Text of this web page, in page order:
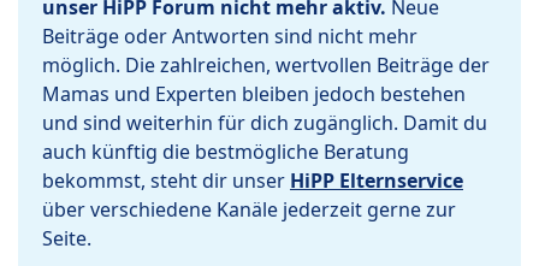
unser HiPP Forum nicht mehr aktiv. Neue
Beiträge oder Antworten sind nicht mehr
möglich. Die zahlreichen, wertvollen Beiträge der
Mamas und Experten bleiben jedoch bestehen
und sind weiterhin für dich zugänglich. Damit du
auch künftig die bestmögliche Beratung
bekommst, steht dir unser HiPP Elternservice
über verschiedene Kanäle jederzeit gerne zur
Seite.